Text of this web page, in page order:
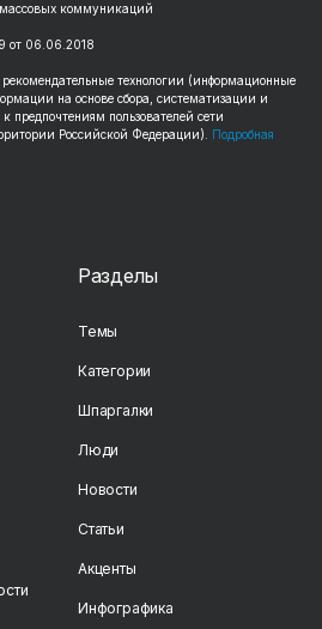
коммуникаций
от 06.06.2018
технологии (информационные
на основе сбора, систематизации и
предпочтениям пользователей сети
Российской Федерации).
Подробная
Разделы
Темы
Категории
Шпаргалки
Люди
Новости
Статьи
Акценты
Инфографика